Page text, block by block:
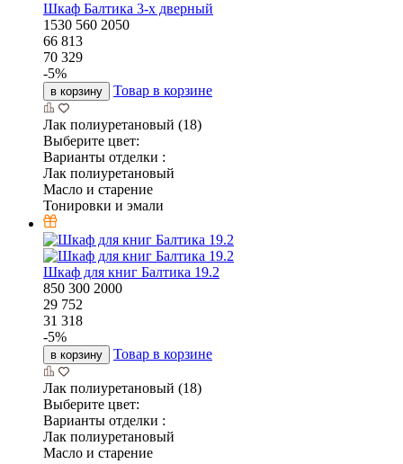
Шкаф Балтика 3-х дверный
1530 560 2050
66 813
70 329
-5%
в корзину Товар в корзине
Лак полиуретановый (18)
Выберите цвет:
Варианты отделки :
Лак полиуретановый
Масло и старение
Тонировки и эмали
Шкаф для книг Балтика 19.2
850 300 2000
29 752
31 318
-5%
в корзину Товар в корзине
Лак полиуретановый (18)
Выберите цвет:
Варианты отделки :
Лак полиуретановый
Масло и старение